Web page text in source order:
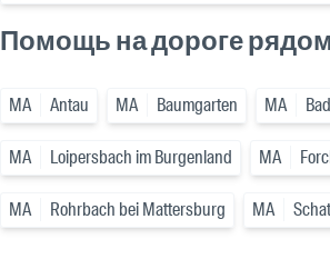
Помощь на дороге
MA Antau MA Baumgarten MA
MA Loipersbach im Burgenland MA
MA Rohrbach bei Mattersburg MA